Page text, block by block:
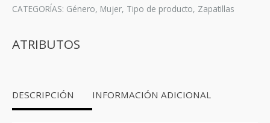
CATEGORÍAS: Género, Mujer, Tipo de producto, Zapatillas
ATRIBUTOS
DESCRIPCIÓN INFORMACIÓN ADICIONAL